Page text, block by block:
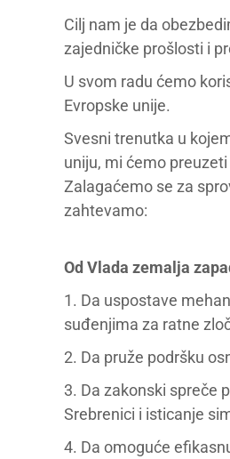
Cilj nam je da
zajedničke prošlosti i
U svom radu ćemo
Evropske unije.
Svesni trenutka u
uniju, mi ćemo
Zalagaćemo se za
zahtevamo:
Od Vlada zemalja
1. Da uspostave
suđenjima za ratne
2. Da pruže podršku
3. Da zakonski spreče
Srebrenici i isticanje
4. Da omoguće